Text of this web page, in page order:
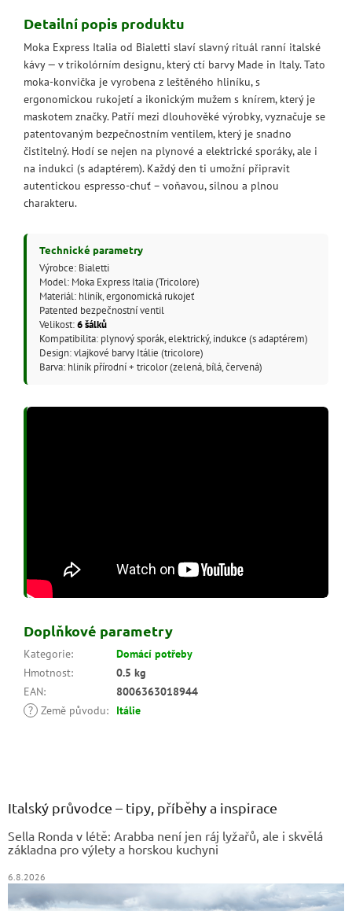
Detailní popis produktu
Moka Express Italia od Bialetti slaví slavný rituál ranní italské
kávy — v trikolórním designu, který ctí barvy Made in Italy. Tato
moka-konvička je vyrobena z leštěného hliníku, s
ergonomickou rukojetí a ikonickým mužem s knírem, který je
maskotem značky. Patří mezi dlouhověké výrobky, vyznačuje se
patentovaným bezpečnostním ventilem, který je snadno
čistitelný. Hodí se nejen na plynové a elektrické sporáky, ale i
na indukci (s adaptérem). Každý den ti umožní připravit
autentickou espresso-chuť – voňavou, silnou a plnou
charakteru.
Technické parametry
Výrobce: Bialetti
Model: Moka Express Italia (Tricolore)
Materiál: hliník, ergonomická rukojeť
Patented bezpečnostní ventil
Velikost:6 šálků
Kompatibilita: plynový sporák, elektrický, indukce (s adaptérem)
Design: vlajkové barvy Itálie (tricolore)
Barva: hliník přírodní + tricolor (zelená, bílá, červená)
Doplňkové parametry
Kategorie:
Domácí potřeby
Hmotnost:
0.5 kg
EAN:
8006363018944
? Země původu: Itálie
Italský průvodce – tipy, příběhy a inspirace
Sella Ronda v létě: Arabba není jen ráj lyžařů, ale i skvělá
základna pro výlety a horskou kuchyni
6.8.2026